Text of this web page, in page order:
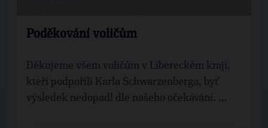
Poděkování voličům
Děkujeme všem voličům v Libereckém kraji,
kteří podpořili Karla Schwarzenberga, byť
výsledek nedopadl dle našeho očekávání. ...